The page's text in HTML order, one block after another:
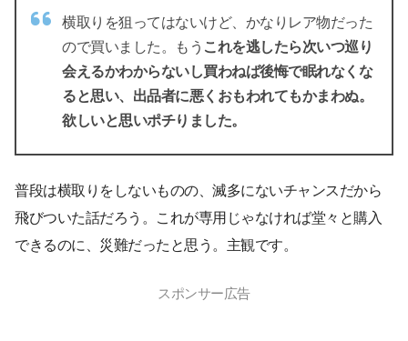
横取りを狙ってはないけど、かなりレア物だった
ので買いました。もう これを逃したら次いつ巡り
会えるかわからないし買わねば後悔で眠れなくな
ると思い、出品者に悪くおもわれてもかまわぬ。
欲しいと思いポチりました。
普段は横取りをしないものの、滅多にないチャンスだから
飛びついた話だろう。これが専用じゃなければ堂々と購入
できるのに、災難だったと思う。主観です。
スポンサー広告